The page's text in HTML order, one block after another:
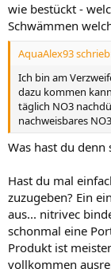
wie bestückt -
Schwämmen
AquaAlex93
Ich bin am
dazu kommen
täglich NO3
nachweisbares
Was hast du
Hast du mal
zuzugeben? Ein
aus... nitrivec
schonmal eine
Produkt ist
vollkommen